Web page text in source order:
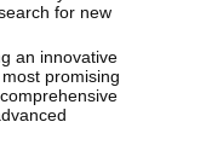
for new
an innovative
promising